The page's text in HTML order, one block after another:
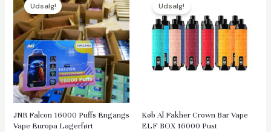
Udsalg!
JNR Falcon 16000 Puffs Engangs
Vape Europa Lagerført
Udsalg!
Køb Al Fakher Crown Bar Vape
ELF BOX 16000 Pust